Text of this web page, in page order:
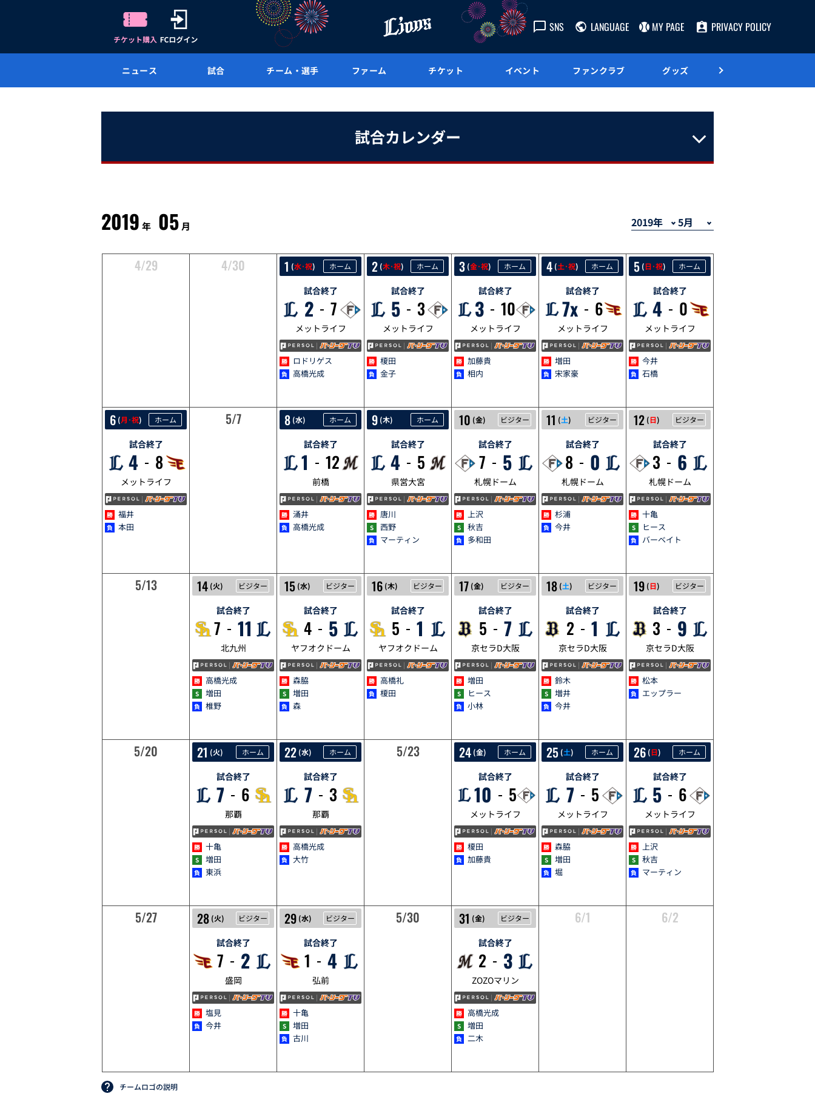
SNS LANGUAGE MY PAGE PRIVACY POLICY
ニュース 試合 チーム・選手 ファーム チケット イベント ファンクラブ グッズ
試合カレンダー
2019 年 05 月
4/29 4/30 5/1
1 (水･祝) ホーム
試合終了
2 7
メットライフ
ロドリゲス
高橋光成
5/2
2 (木･祝) ホーム
試合終了
5 3
メットライフ
榎田
金子
5/3
3 (金･祝) ホーム
試合終了
3 10
メットライフ
加藤貴
相内
5/4
4 (土･祝) ホーム
試合終了
7x 6
メットライフ
増田
宋家豪
5/5
5 (日･祝) ホーム
試合終了
4 0
メットライフ
今井
石橋
5/6
6 (月･祝) ホーム
試合終了
4 8
メットライフ
福井
本田
5/7 5/8
8 (水) ホーム
試合終了
1 12
前橋
涌井
高橋光成
5/9
9 (木) ホーム
試合終了
4 5
県営大宮
唐川
西野
マーティン
5/10
10 (金) ビジター
試合終了
7 5
札幌ドーム
上沢
秋吉
多和田
5/11
11 (土) ビジター
試合終了
8 0
札幌ドーム
杉浦
今井
5/12
12 (日) ビジター
試合終了
3 6
札幌ドーム
十亀
ヒース
バーベイト
5/13 5/14
14 (火) ビジター
試合終了
7 11
北九州
高橋光成
増田
椎野
5/15
15 (水) ビジター
試合終了
4 5
ヤフオクドーム
森脇
増田
森
5/16
16 (木) ビジター
試合終了
5 1
ヤフオクドーム
高橋礼
榎田
5/17
17 (金) ビジター
試合終了
5 7
京セラD大阪
増田
ヒース
小林
5/18
18 (土) ビジター
試合終了
2 1
京セラD大阪
鈴木
増井
今井
5/19
19 (日) ビジター
試合終了
3 9
京セラD大阪
松本
エップラー
5/20 5/21
21 (火) ホーム
試合終了
7 6
那覇
十亀
増田
東浜
5/22
22 (水) ホーム
試合終了
7 3
那覇
高橋光成
大竹
5/23 5/24
24 (金) ホーム
試合終了
10 5
メットライフ
榎田
加藤貴
5/25
25 (土) ホーム
試合終了
7 5
メットライフ
森脇
増田
堀
5/26
26 (日) ホーム
試合終了
5 6
メットライフ
上沢
秋吉
マーティン
5/27 5/28
28 (火) ビジター
試合終了
7 2
盛岡
塩見
今井
5/29
29 (水) ビジター
試合終了
1 4
弘前
十亀
増田
古川
5/30 5/31
31 (金) ビジター
試合終了
2 3
ZOZOマリン
高橋光成
増田
二木
6/1 6/2
チームロゴの説明